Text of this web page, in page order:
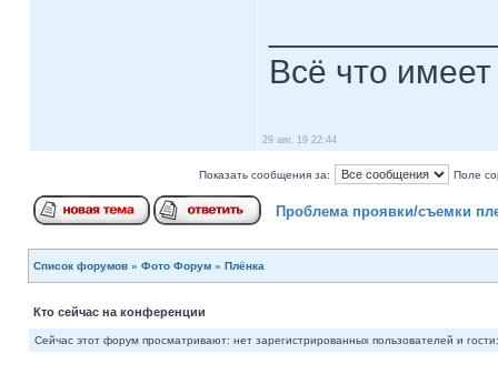
Всё что
29 авг, 19 22:44
Показать сообщения за: Поле
Проблема проявки/съемки
Список форумов » Фото Форум » Плёнка
Кто сейчас на конференции
Сейчас этот форум просматривают: нет зарегистрированных пользователей и